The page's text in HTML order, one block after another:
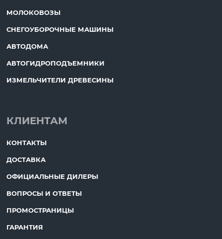
МОЛОКОВОЗЫ
СНЕГОУБОРОЧНЫЕ МАШИНЫ
АВТОДОМА
АВТОГИДРОПОДЪЕМНИКИ
ИЗМЕЛЬЧИТЕЛИ ДРЕВЕСИНЫ
КЛИЕНТАМ
КОНТАКТЫ
ДОСТАВКА
ОФИЦИАЛЬНЫЕ ДИЛЕРЫ
ВОПРОСЫ И ОТВЕТЫ
ПРОМОСТРАНИЦЫ
ГАРАНТИЯ